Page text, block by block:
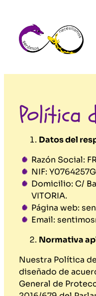
Política
Datos del
Razón Social:
NIF: Y0764257G
Domicilio: C/
VITORIA.
Página web:
Email:
Normativa
Nuestra Política
diseñado de
General de